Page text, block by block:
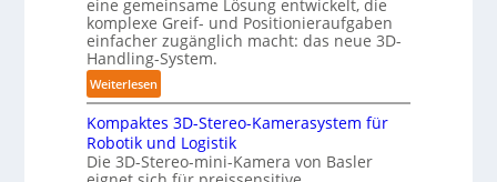
t
g
e
P
o
l
y
m
e
r
o
m
a
t
i
s
i
e
eine gemeinsame Lösung entwickelt, die
komplexe Greif- und Positionieraufgaben
einfacher zugänglich macht: das neue 3D-
Handling-System.
Weiterlesen:
3
D
-
H
Kompaktes 3D-Stereo-Kamerasystem für
Robotik und Logistik
Die 3D-Stereo-mini-Kamera von Basler